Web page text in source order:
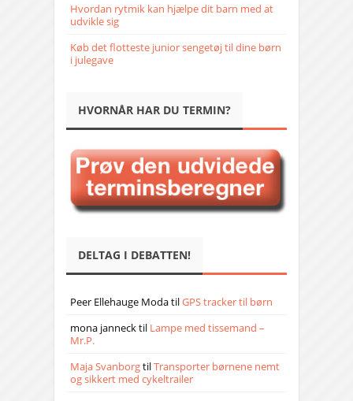
Hvordan rytmik kan hjælpe dit barn med at
udvikle sig
Køb det flotteste junior sengetøj til dine børn
i julegave
HVORNÅR HAR DU TERMIN?
DELTAG I DEBATTEN!
Peer Ellehauge ModatilGPS tracker til børn
mona jannecktil Lampe med tissemand –
Mr.P.
Maja SvanborgtilTransporter børnene nemt
og sikkert med cykeltrailer